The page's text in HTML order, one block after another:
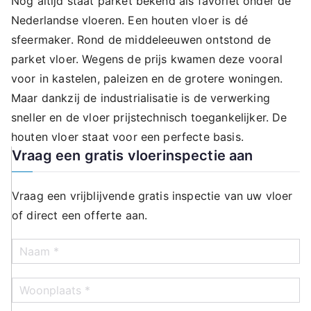
Nederlandse vloeren. Een houten vloer is dé
sfeermaker. Rond de middeleeuwen ontstond de
parket vloer. Wegens de prijs kwamen deze vooral
voor in kastelen, paleizen en de grotere woningen.
Maar dankzij de industrialisatie is de verwerking
sneller en de vloer prijstechnisch toegankelijker. De
houten vloer staat voor een perfecte basis.
Vraag een gratis vloerinspectie aan
Vraag een vrijblijvende gratis inspectie van uw vloer
of direct een offerte aan.